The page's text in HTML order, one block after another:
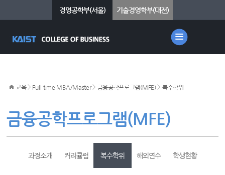
경영공학부(서울) 기술경영학부(대전)
금융공학프로그램(MFE)
교육> Full-time MBA/Master> 금융공학프로그램(MFE)> 복수학위
과정소개 커리큘럼 복수학위 해외연수 학생현황